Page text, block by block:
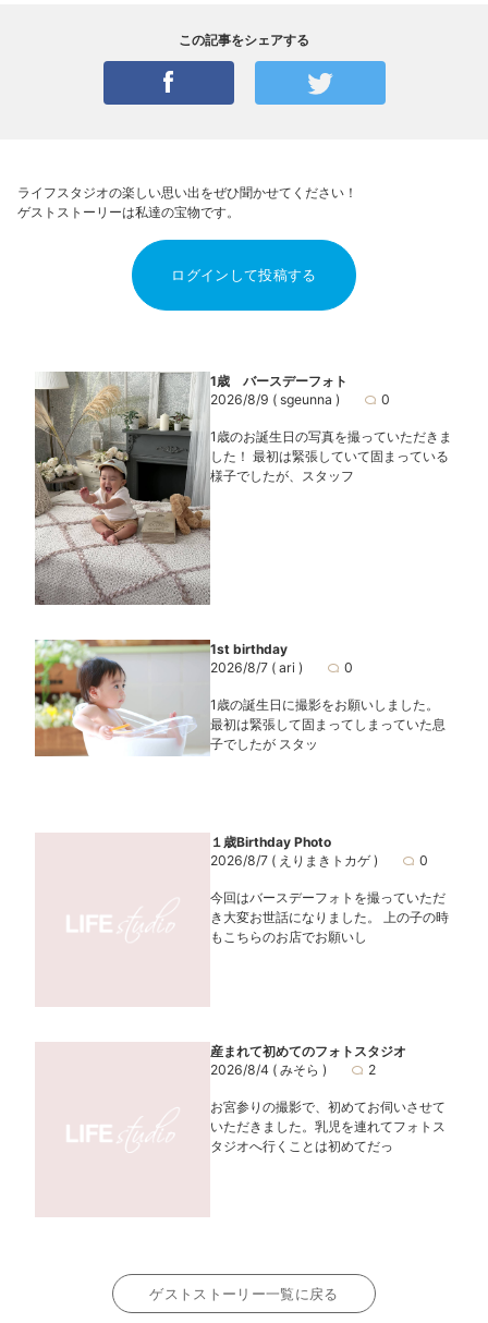
この記事をシェアする
ライフスタジオの楽しい思い出をぜひ聞かせてください！
ゲストストーリーは私達の宝物です。
ログインして投稿する
1歳 バースデーフォト
2026/8/9 ( sgeunna ) 0
1歳のお誕生日の写真を撮っていただきま
した！ 最初は緊張していて固まっている
様子でしたが、スタッフ
1st birthday
2026/8/7 ( ari ) 0
1歳の誕生日に撮影をお願いしました。
最初は緊張して固まってしまっていた息
子でしたが スタッ
１歳Birthday Photo
2026/8/7 ( えりまきトカゲ ) 0
今回はバースデーフォトを撮っていただ
き大変お世話になりました。 上の子の時
もこちらのお店でお願いし
産まれて初めてのフォトスタジオ
2026/8/4 ( みそら ) 2
お宮参りの撮影で、初めてお伺いさせて
いただきました。乳児を連れてフォトス
タジオへ行くことは初めてだっ
ゲストストーリー一覧に戻る